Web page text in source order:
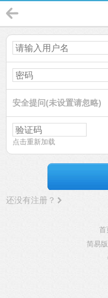
安全提问(未设置请忽略)
点击重新加载
还没有注册？
首
简易版